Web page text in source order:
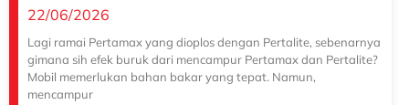
22/06/2026
Lagi ramai Pertamax yang dioplos dengan Pertalite, sebenarnya
gimana sih efek buruk dari mencampur Pertamax dan Pertalite?
Mobil memerlukan bahan bakar yang tepat. Namun,
mencampur